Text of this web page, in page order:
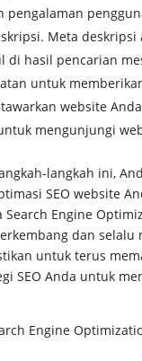
pengalaman
Meta deskripsi
di hasil pencarian
untuk
website
mengunjungi
langkah ini,
SEO website
Engine
dan selalu
untuk terus
SEO Anda untuk
Engine